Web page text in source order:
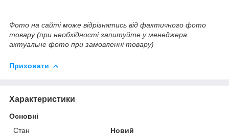
Фото на сайті може відрізнятись від фактичного фото
товару (при необхідності запитуйте у менеджера
актуальне фото при замовленні товару)
Приховати
Характеристики
Основні
Стан
Новий